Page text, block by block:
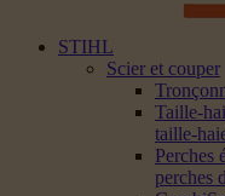
STIHL
Scier et couper
Taille-
taille-
Perches
perches